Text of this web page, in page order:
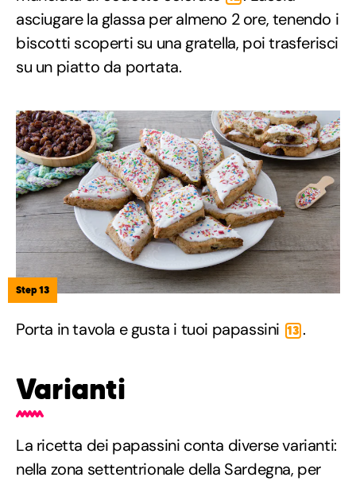
asciugare la glassa per almeno 2 ore, tenendo i
biscotti scoperti su una gratella, poi trasferisci
su un piatto da portata.
Step 13
Porta in tavola e gusta i tuoi papassini 13 .
Varianti
La ricetta dei papassini conta diverse varianti:
nella zona settentrionale della Sardegna, per